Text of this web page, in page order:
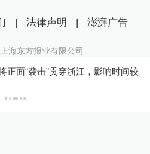
正面“袭击”贯穿浙江，影响时间较
| 法律声明 | 澎湃广告
上海东方报业有限公司
| 沪ICP备14003370号
许可证：31120170006
31010602000299号